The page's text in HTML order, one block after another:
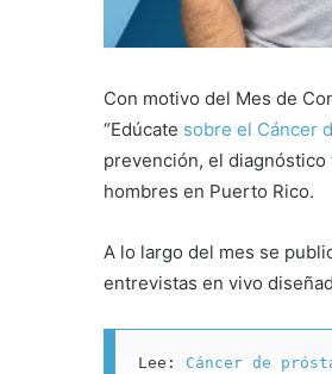
Con motivo del Mes de
“Edúcate sobre el Cáncer
prevención, el
hombres en Puerto Rico.
A lo largo del mes se
entrevistas en vivo
Lee: Cáncer de